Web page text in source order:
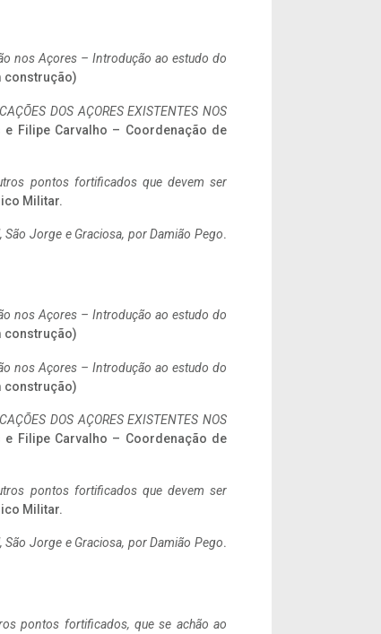
nos Açores – Introdução ao estudo do
construção)
DOS AÇORES EXISTENTES NOS
Filipe Carvalho – Coordenação de
pontos fortificados que devem ser
Militar.
Jorge e Graciosa, por Damião Pego.
nos Açores – Introdução ao estudo do
construção)
nos Açores – Introdução ao estudo do
construção)
DOS AÇORES EXISTENTES NOS
Filipe Carvalho – Coordenação de
pontos fortificados que devem ser
Militar.
Jorge e Graciosa, por Damião Pego.
pontos fortificados, que se achão ao